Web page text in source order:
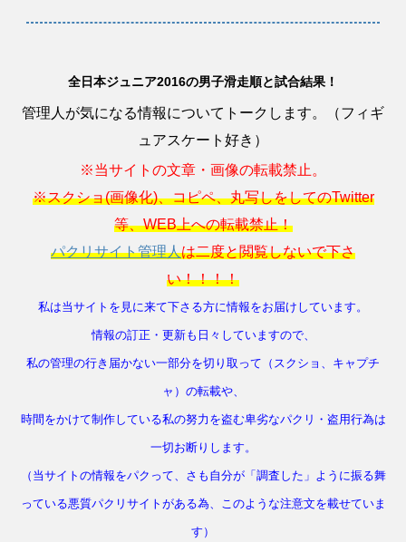
全日本ジュニア2016の男子滑走順と試合結果！
管理人が気になる情報についてトークします。（フィギ
ュアスケート好き）
※当サイトの文章・画像の転載禁止。
※スクショ(画像化)、コピペ、丸写しをしてのTwitter
等、WEB上への転載禁止！
パクリサイト管理人は二度と閲覧しないで下さ
い！！！！
私は当サイトを見に来て下さる方に情報をお届けしています。
情報の訂正・更新も日々していますので、
私の管理の行き届かない一部分を切り取って（スクショ、キャプチ
ャ）の転載や、
時間をかけて制作している私の努力を盗む卑劣なパクリ・盗用行為は
一切お断りします。
（当サイトの情報をパクって、さも自分が「調査した」ように振る舞
っている悪質パクリサイトがある為、このような注意文を載せていま
す）